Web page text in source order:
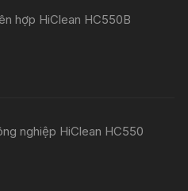
hợp HiClean HC550B
nghiệp HiClean HC550